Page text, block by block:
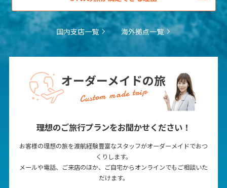
国内支店一覧 海外拠点一覧
オーダーメイドの旅
Custom made trip
理想のご旅行プランをお聞かせください！
お客様の理想の旅を渡航経験豊富なスタッフがオーダーメイドでおつ
くりします。
メールや電話、ご来店のほか、ご自宅からオンラインでもご相談いた
だけます。